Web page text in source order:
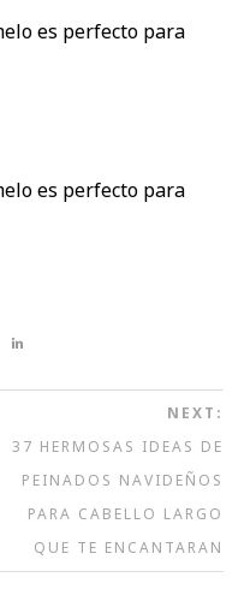
Pin
NEXT:
37 HERMOSAS IDEAS DE
PEINADOS NAVIDEÑOS
PARA CABELLO LARGO
QUE TE ENCANTARAN